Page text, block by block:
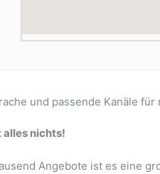
und passende Kanäle
alles nichts!
Angebote ist es eine